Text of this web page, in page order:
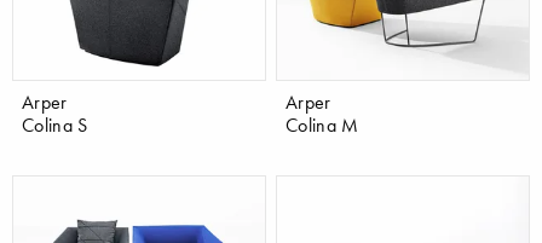
Arper
Colina S
Arper
Colina M